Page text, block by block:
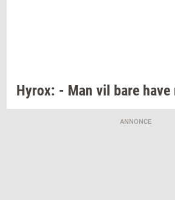
Hyrox: - Man vil bare have
ANNONCE